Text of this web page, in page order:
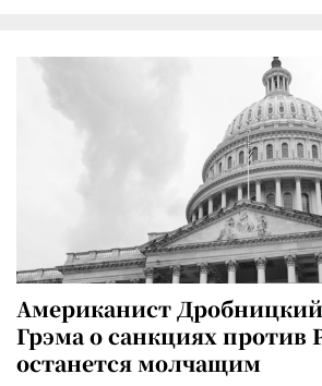
Американист
Грэма о санкциях против
останется молчащим